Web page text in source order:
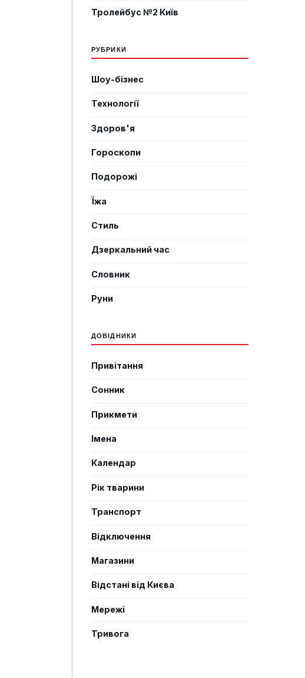
Тролейбус №2 Київ
РУБРИКИ
Шоу-бізнес
Технології
Здоров'я
Гороскопи
Подорожі
Їжа
Стиль
Дзеркальний час
Словник
Руни
ДОВІДНИКИ
Привітання
Сонник
Прикмети
Імена
Календар
Рік тварини
Транспорт
Відключення
Магазини
Відстані від Києва
Мережі
Тривога